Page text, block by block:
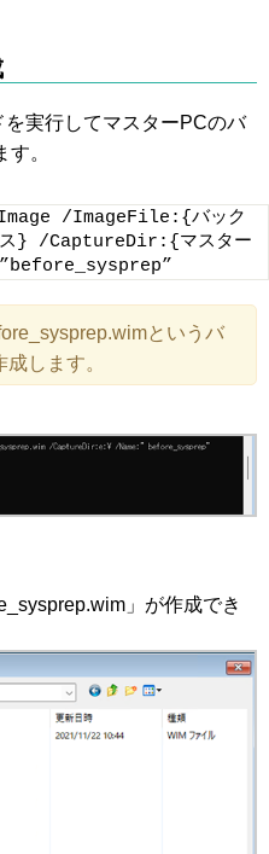
実行してマスターPCのバ
。
/ImageFile:{バック
ス} /CaptureDir:{マスター
というバ
します。
」が作成でき